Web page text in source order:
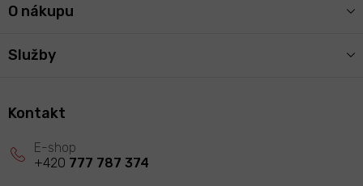
O nákupu
Služby
Kontakt
+420 777 787 374